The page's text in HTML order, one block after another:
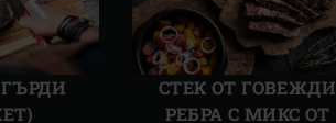
СТЕК ОТ ГОВЕЖДИ
РЕБРА С МИКС ОТ
Предишен
слайд